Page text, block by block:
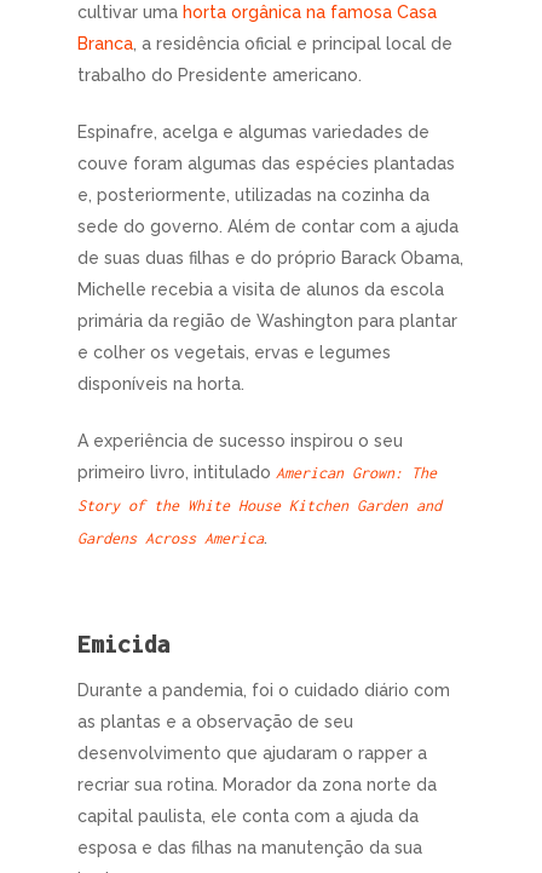
cultivar uma horta orgânica na famosa Casa
Branca , a residência oficial e principal local de
trabalho do Presidente americano.
Espinafre, acelga e algumas variedades de
couve foram algumas das espécies plantadas
e, posteriormente, utilizadas na cozinha da
sede do governo. Além de contar com a ajuda
de suas duas filhas e do próprio Barack Obama,
Michelle recebia a visita de alunos da escola
primária da região de Washington para plantar
e colher os vegetais, ervas e legumes
disponíveis na horta.
A experiência de sucesso inspirou o seu
primeiro livro, intitulado American Grown: The
Story of the White House Kitchen Garden and
Gardens Across America.
Emicida
Durante a pandemia, foi o cuidado diário com
as plantas e a observação de seu
desenvolvimento que ajudaram o rapper a
recriar sua rotina. Morador da zona norte da
capital paulista, ele conta com a ajuda da
esposa e das filhas na manutenção da sua